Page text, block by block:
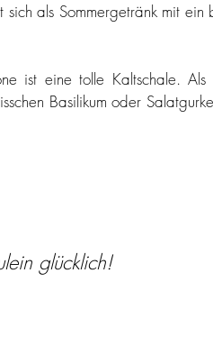
sich als Sommergetränk mit ein
ist eine tolle Kaltschale. Als
Basilikum oder
glücklich!